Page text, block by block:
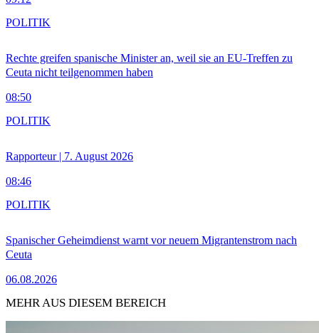
Rechte greifen spanische Minister an, weil sie an EU-Treffen zu
Ceuta nicht teilgenommen haben
08:50
POLITIK
Rapporteur | 7. August 2026
08:46
POLITIK
Spanischer Geheimdienst warnt vor neuem Migrantenstrom nach
Ceuta
06.08.2026
POLITIK
MEHR AUS DIESEM BEREICH